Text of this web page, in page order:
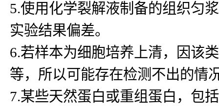
5.使用化学裂解液制备的组织匀
实验结果偏差。
6.若样本为细胞培养上清，因该
等，所以可能存在检测不出的情
7.某些天然蛋白或重组蛋白，包